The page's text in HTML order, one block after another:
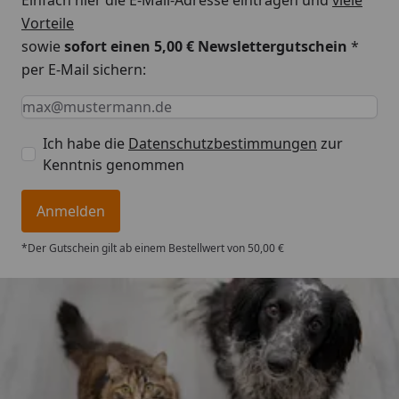
Vorteile
sowiesofort einen 5,00 € Newslettergutschein *
per E-Mail sichern:
Keine Eingabe erforderlich
Eingabe erforderlich
E-Mail *
Ich habe die Datenschutzbestimmungen zur
Kenntnis genommen
Anmelden
*Der Gutschein gilt ab einem Bestellwert von 50,00 €
Trusted Shops
4,73/ 5